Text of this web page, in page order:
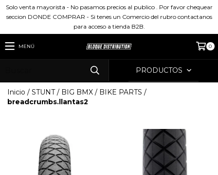
Solo venta mayorista - No pasamos precios al publico . Por favor chequear
seccion DONDE COMPRAR - Si tenes un Comercio del rubro contactanos
para acceso a tienda B2B.
MENÚ 0
PRODUCTOS
Inicio / STUNT / BIG BMX / BIKE PARTS /
breadcrumbs.llantas2